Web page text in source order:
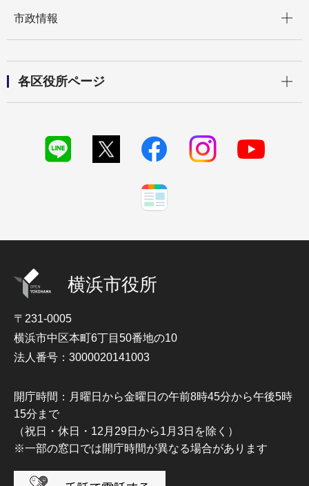
市政情報
各区役所ページ
横浜市役所
〒231-0005
横浜市中区本町6丁目50番地の10
法人番号：3000020141003
開庁時間：月曜日から金曜日の午前8時45分から午後5時
15分まで
（祝日・休日・12月29日から1月3日を除く）
※一部の窓口では開庁時間が異なる場合があります